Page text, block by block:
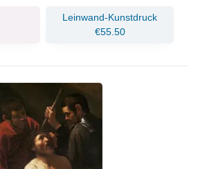
Leinwand-Kunstdruck
€55.50